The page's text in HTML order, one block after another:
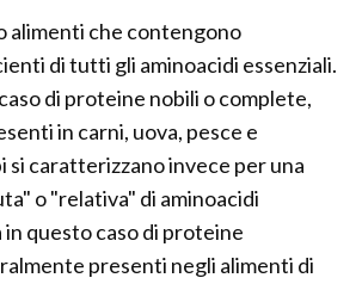
alimenti che contengono
di tutti gli aminoacidi essenziali.
di proteine nobili o complete,
in carni, uova, pesce e
si caratterizzano invece per una
o "relativa" di aminoacidi
in questo caso di proteine
presenti negli alimenti di